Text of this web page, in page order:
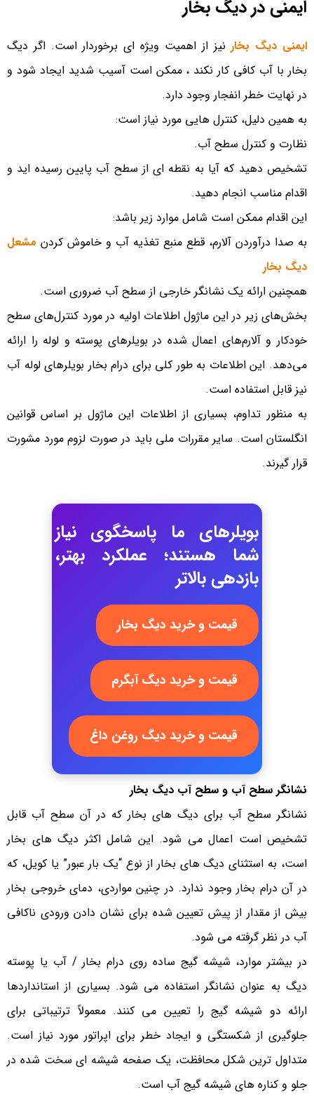
ها تماس بگیرید:05138472536-
09388037440
ایمنی در دیگ بخار
ایمنی دیگ بخار نیز از اهمیت ویژه ای برخوردار است. اگر دیگ
بخار با آب کافی کار نکند ، ممکن است آسیب شدید ایجاد شود و
در نهایت خطر انفجار وجود دارد.
به همین دلیل، کنترل هایی مورد نیاز است:
نظارت و کنترل سطح آب.
تشخیص دهید که آیا به نقطه ای از سطح آب پایین رسیده اید و
اقدام مناسب انجام دهید.
این اقدام ممکن است شامل موارد زیر باشد:
به صدا درآوردن آلارم، قطع منبع تغذیه آب و خاموش کردن مشعل
دیگ بخار
همچنین ارائه یک نشانگر خارجی از سطح آب ضروری است.
بخش‌های زیر در این ماژول اطلاعات اولیه در مورد کنترل‌های سطح
خودکار و آلارم‌های اعمال شده در بویلرهای پوسته و لوله را ارائه
می‌دهد. این اطلاعات به طور کلی برای درام بخار بویلرهای لوله آب
نیز قابل استفاده است.
به منظور تداوم، بسیاری از اطلاعات این ماژول بر اساس قوانین
انگلستان است. سایر مقررات ملی باید در صورت لزوم مورد مشورت
قرار گیرند.
بویلرهای ما پاسخگوی نیاز
شما هستند؛ عملکرد بهتر،
بازدهی بالاتر
قیمت و خرید دیگ بخار
قیمت و خرید دیگ آبگرم
قیمت و خرید دیگ روغن داغ
نشانگر سطح آب و سطح آب دیگ بخار
نشانگر سطح آب برای دیگ های بخار که در آن سطح آب قابل
تشخیص است اعمال می شود. این شامل اکثر دیگ های بخار
است، به استثنای دیگ های بخار از نوع “یک بار عبور” یا کویل، که
در آن درام بخار وجود ندارد. در چنین مواردی، دمای خروجی بخار
بیش از مقدار از پیش تعیین شده برای نشان دادن ورودی ناکافی
آب در نظر گرفته می شود.
در بیشتر موارد، شیشه گیج ساده روی درام بخار / آب یا پوسته
دیگ به عنوان نشانگر استفاده می شود. بسیاری از استانداردها
ارائه دو شیشه گیج را تعیین می کنند. معمولاً ترتیباتی برای
جلوگیری از شکستگی و ایجاد خطر برای اپراتور مورد نیاز است.
متداول ترین شکل محافظت، یک صفحه شیشه ای سخت شده در
جلو و کناره های شیشه گیج آب است.